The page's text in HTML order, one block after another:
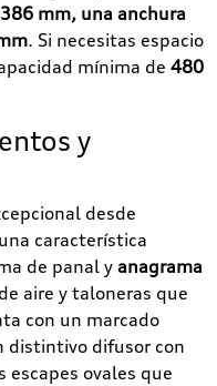
mm, una anchura
. Si necesitas espacio
mínima de 480
y
desde
característica
de panal y anagrama
aire y taloneras que
con un marcado
distintivo difusor con
escapes ovales que